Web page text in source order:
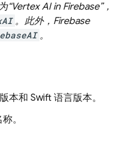
“Vertex AI in Firebase”，
。此外， Firebase
。
本和 Swift 语言版本。
。